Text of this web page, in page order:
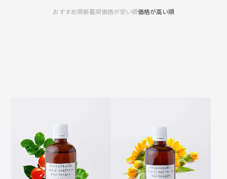
おすすめ順新着順価格が安い順価格が高い順